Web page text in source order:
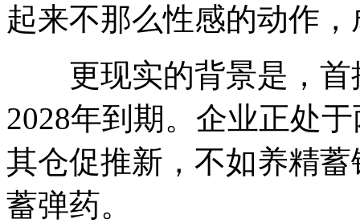
起来不那么性感的动作
更现实的背景是，首
2028年到期。企业正处
其仓促推新，不如养精
蓄弹药。